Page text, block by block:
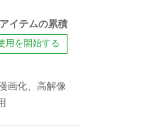
イテムの累積
用を開始する
画化、高解像